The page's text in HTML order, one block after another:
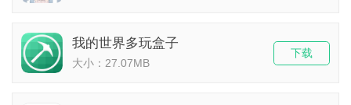
我的世界多玩盒子
大小：27.07MB
下载